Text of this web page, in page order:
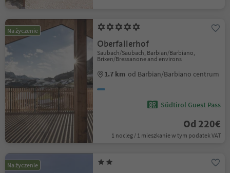
Na życzenie
Oberfallerhof
Saubach/Saubach, Barbian/Barbiano,
Brixen/Bressanone and environs
1.7 km od Barbian/Barbiano centrum
Südtirol Guest Pass
Od 220€
1 nocleg / 1 mieszkanie w tym podatek VAT
Na życzenie